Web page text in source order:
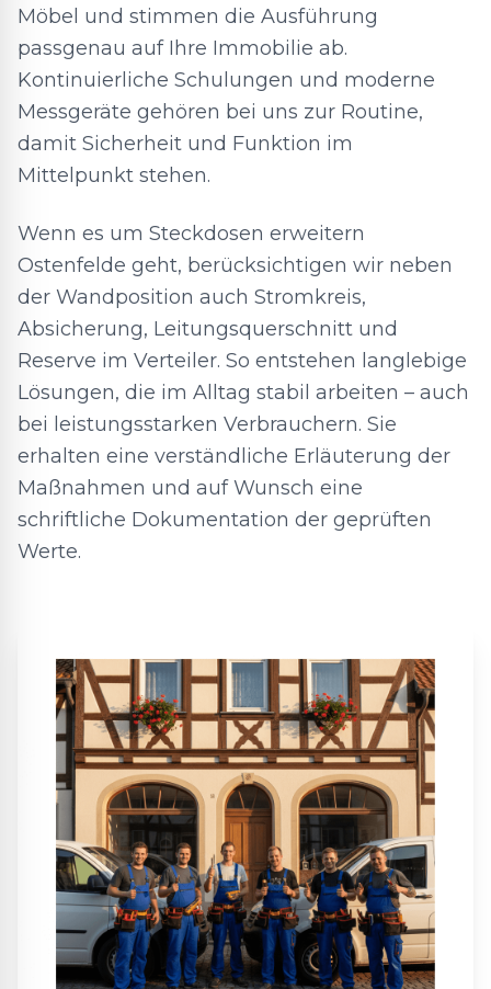
Möbel und stimmen die Ausführung
passgenau auf Ihre Immobilie ab.
Kontinuierliche Schulungen und moderne
Messgeräte gehören bei uns zur Routine,
damit Sicherheit und Funktion im
Mittelpunkt stehen.
Wenn es um Steckdosen erweitern
Ostenfelde geht, berücksichtigen wir neben
der Wandposition auch Stromkreis,
Absicherung, Leitungsquerschnitt und
Reserve im Verteiler. So entstehen langlebige
Lösungen, die im Alltag stabil arbeiten – auch
bei leistungsstarken Verbrauchern. Sie
erhalten eine verständliche Erläuterung der
Maßnahmen und auf Wunsch eine
schriftliche Dokumentation der geprüften
Werte.